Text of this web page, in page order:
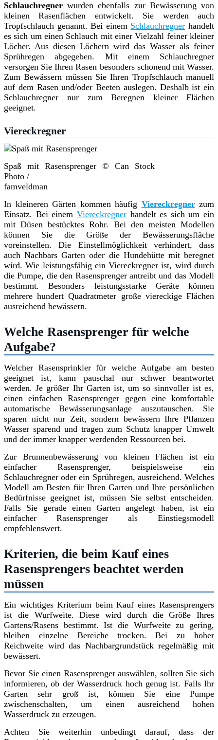
Schlauchregner wurden ebenfalls zur Bewässerung von
kleinen Rasenflächen entwickelt. Sie werden auch
Tropfschlauch genannt. Bei einem Schlauchregner handelt
es sich um einen Schlauch mit einer Vielzahl feiner kleiner
Löcher. Aus diesen Löchern wird das Wasser als feiner
Sprühregen abgegeben. Mit einem Schlauchregner
versorgen Sie Ihren Rasen besonders schonend mit Wasser.
Zum Bewässern müssen Sie Ihren Tropfschlauch manuell
auf dem Rasen und/oder Beeten auslegen. Deshalb ist ein
Schlauchregner nur zum Beregnen kleiner Flächen
geeignet.
Viereckregner
Spaß mit Rasensprenger © Can Stock
Photo /
famveldman
In kleineren Gärten kommen häufig Viereckregnerzum
Einsatz. Bei einem Viereckregnerhandelt es sich um ein
mit Düsen bestücktes Rohr. Bei den meisten Modellen
können Sie die Größe der Bewässerungsfläche
voreinstellen. Die Einstellmöglichkeit verhindert, dass
auch Nachbars Garten oder die Hundehütte mit beregnet
wird. Wie leistungsfähig ein Viereckregner ist, wird durch
die Pumpe, die den Rasensprenger antreibt und das Modell
bestimmt. Besonders leistungsstarke Geräte können
mehrere hundert Quadratmeter große viereckige Flächen
ausreichend bewässern.
Welche Rasensprenger für welche
Aufgabe?
Welcher Rasensprinkler für welche Aufgabe am besten
geeignet ist, kann pauschal nur schwer beantwortet
werden. Je größer Ihr Garten ist, um so sinnvoller ist es,
einen einfachen Rasensprenger gegen eine komfortable
automatische Bewässerungsanlage auszutauschen. Sie
sparen nicht nur Zeit, sondern bewässern Ihre Pflanzen
Wasser sparend und tragen zum Schutz knapper Umwelt
und der immer knapper werdenden Ressourcen bei.
Zur Brunnenbewässerung von kleinen Flächen ist ein
einfacher Rasensprenger, beispielsweise ein
Schlauchregner oder ein Sprühregen, ausreichend. Welches
Modell am Besten für Ihren Garten und Ihre persönlichen
Bedürfnisse geeignet ist, müssen Sie selbst entscheiden.
Falls Sie gerade einen Garten angelegt haben, ist ein
einfacher Rasensprenger als Einstiegsmodell
empfehlenswert.
Kriterien, die beim Kauf eines
Rasensprengers beachtet werden
müssen
Ein wichtiges Kriterium beim Kauf eines Rasensprengers
ist die Wurfweite. Diese wird durch die Größe Ihres
Gartens/Rasens bestimmt. Ist die Wurfweite zu gering,
bleiben einzelne Bereiche trocken. Bei zu hoher
Reichweite wird das Nachbargrundstück regelmäßig mit
bewässert.
Bevor Sie einen Rasensprenger auswählen, sollten Sie sich
informieren, ob der Wasserdruck hoch genug ist. Falls Ihr
Garten sehr groß ist, können Sie eine Pumpe
zwischenschalten, um einen ausreichend hohen
Wasserdruck zu erzeugen.
Achten Sie weiterhin unbedingt darauf, dass der